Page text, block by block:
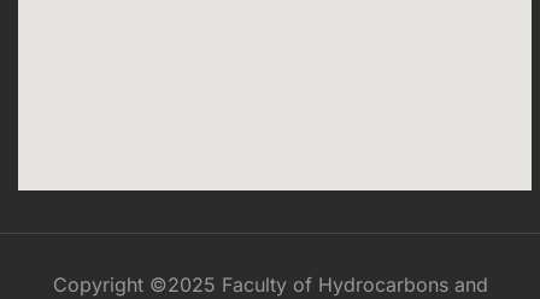
Copyright ©2025 Faculty of Hydrocarbons and